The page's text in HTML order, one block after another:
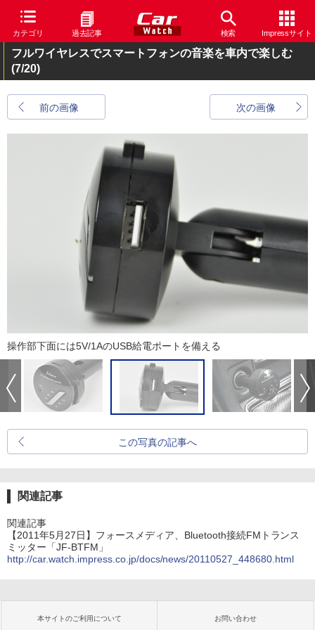
カテゴリ 過去記事 検索 Impressサイト
フルワイヤレスでスマートフォンの音楽を車内で楽しむ
(7/20)
前の画像 次の画像
操作部下面には5V/1AのUSB給電ポートを備える
この写真の記事へ
関連記事
関連記事
【2011年5月27日】フォースメディア、Bluetooth接続FMトランス
ミッター「JF-BTFM」
http://car.watch.impress.co.jp/docs/news/20110527_448680.html
本サイトのご利用について お問い合わせ